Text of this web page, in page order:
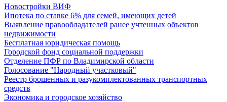
Новостройки ВИФ
Ипотека по ставке 6% для семей, имеющих детей
Выявление правообладателей ранее учтенных объектов
недвижимости
Бесплатная юридическая помощь
Городской фонд социальной поддержки
Отделение ПФР по Владимирской области
Голосование "Народный участковый"
Реестр брошенных и разукомплектованных транспортных
средств
Экономика и городское хозяйство